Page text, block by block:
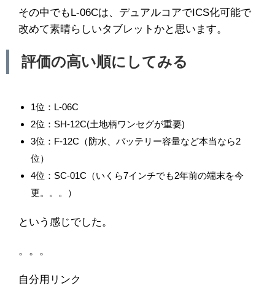
その中でもL-06Cは、デュアルコアでICS化可能で
改めて素晴らしいタブレットかと思います。
評価の高い順にしてみる
1位：L-06C
2位：SH-12C(土地柄ワンセグが重要)
3位：F-12C（防水、バッテリー容量など本当なら2
位）
4位：SC-01C（いくら7インチでも2年前の端末を今
更。。。）
という感じでした。
。。。
自分用リンク